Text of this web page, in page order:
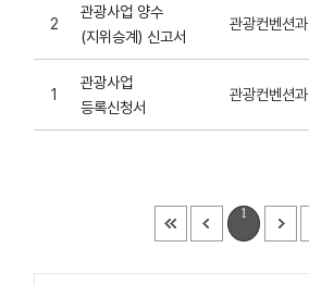
2
관광사업 양수
(지위승계) 신고서
관광컨벤션과
1
관광사업
등록신청서
관광컨벤션과
1